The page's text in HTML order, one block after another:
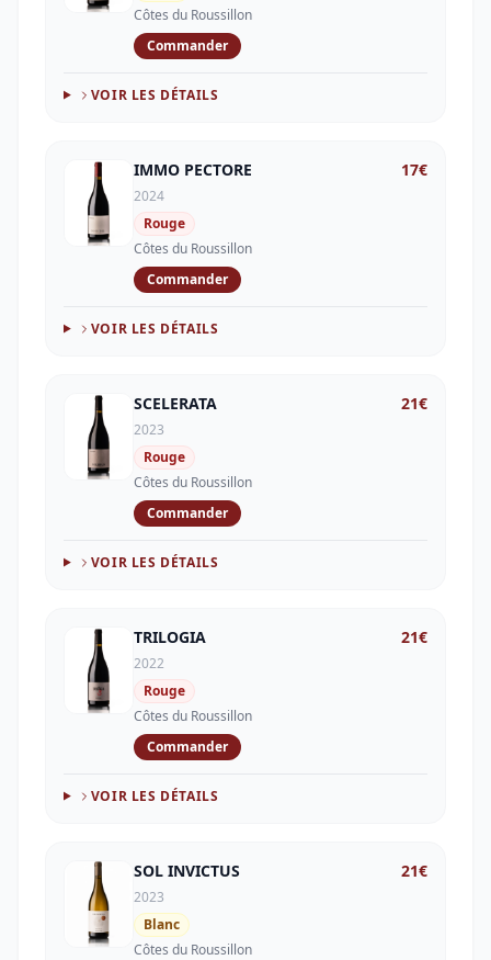
Côtes du Roussillon
Commander
VOIR LES DÉTAILS
IMMO PECTORE
2024
17€
Rouge
Côtes du Roussillon
Commander
VOIR LES DÉTAILS
SCELERATA
2023
21€
Rouge
Côtes du Roussillon
Commander
VOIR LES DÉTAILS
TRILOGIA
2022
21€
Rouge
Côtes du Roussillon
Commander
VOIR LES DÉTAILS
SOL INVICTUS
2023
21€
Blanc
Côtes du Roussillon